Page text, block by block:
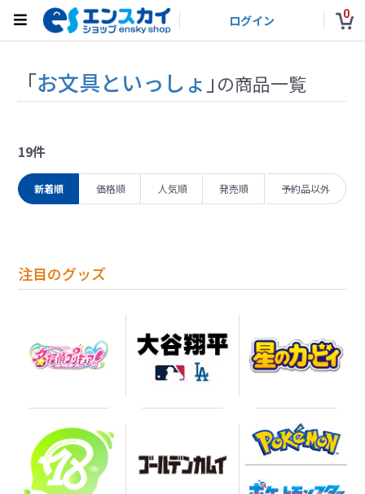
ログイン 0
注目のグッズ
「お文具といっしょ 」の商品一覧
19件
新着順 価格順 人気順 発売順 予約品以外